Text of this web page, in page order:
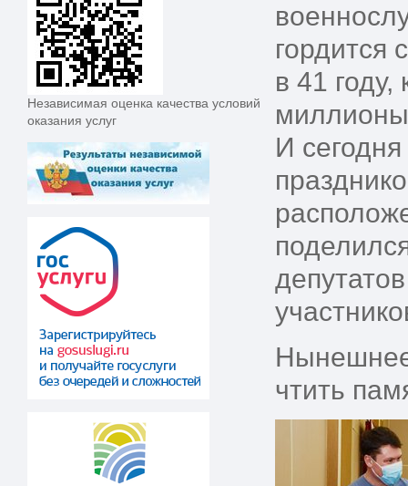
Независимая оценка качества условий
оказания услуг
гордится
в 41
И
чтить